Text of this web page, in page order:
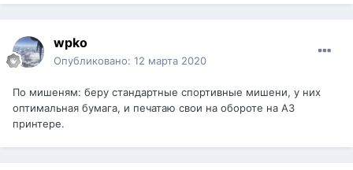
wpko
Опубликовано: 12 марта 2020
По мишеням: беру стандартные спортивные мишени, у них
оптимальная бумага, и печатаю свои на обороте на А3
принтере.